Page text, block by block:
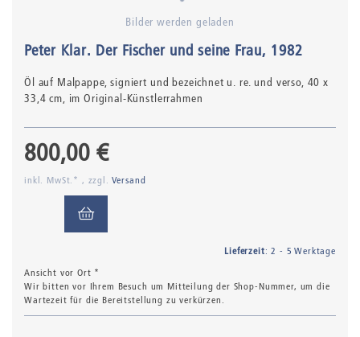
Bilder werden geladen
Peter Klar. Der Fischer und seine Frau, 1982
Öl auf Malpappe,signiert und bezeichnet u. re. und verso, 40 x
33,4 cm, im Original-Künstlerrahmen
800,00 €
inkl. MwSt.* , zzgl. Versand
Lieferzeit: 2 - 5 Werktage
Ansicht vor Ort *
Wir bitten vor Ihrem Besuch um Mitteilung der Shop-Nummer, um die
Wartezeit für die Bereitstellung zu verkürzen.